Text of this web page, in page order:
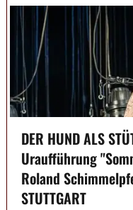
DER HUND ALS
Uraufführung
Roland
STUTTGART